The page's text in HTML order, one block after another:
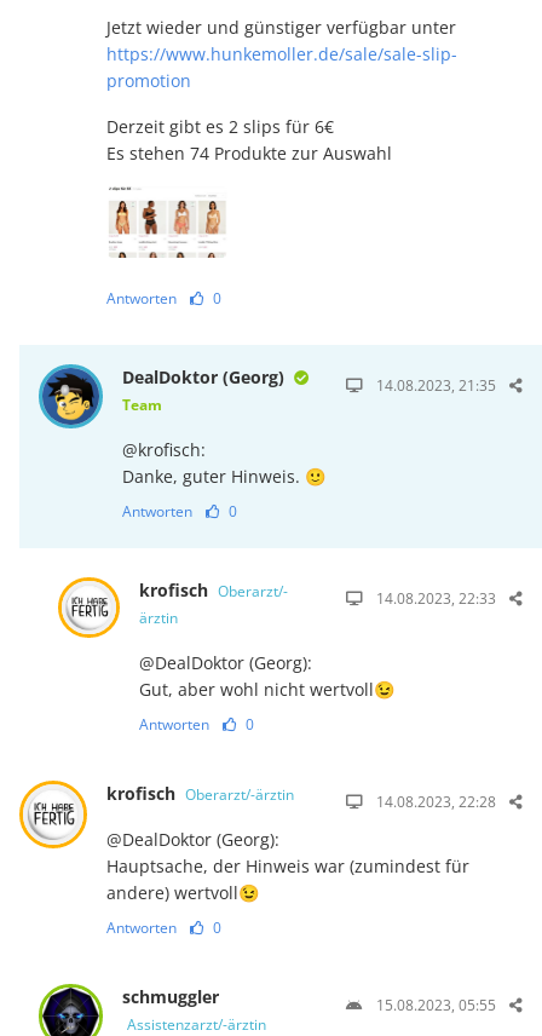
Jetzt wieder und günstiger verfügbar unter
https://www.hunkemoller.de/sale/sale-slip-
promotion
Derzeit gibt es 2 slips für 6€
Es stehen 74 Produkte zur Auswahl
Antworten 0
DealDoktor (Georg)
Team
14.08.2023, 21:35
@krofisch:
Danke, guter Hinweis. 🙂
Antworten 0
krofisch Oberarzt/-
ärztin
14.08.2023, 22:33
@DealDoktor (Georg):
Gut, aber wohl nicht wertvoll😉
Antworten 0
krofisch Oberarzt/-ärztin 14.08.2023, 22:28
@DealDoktor (Georg):
Hauptsache, der Hinweis war (zumindest für
andere) wertvoll😉
Antworten 0
schmuggler
Assistenzarzt/-ärztin
15.08.2023, 05:55